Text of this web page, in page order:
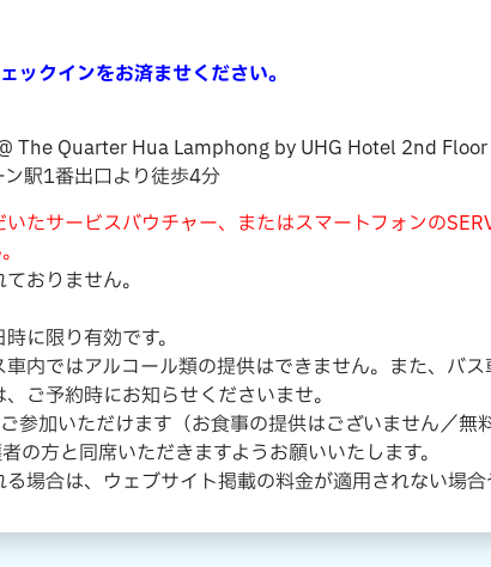
クインをお済ませください。
The Quarter Hua Lamphong by UHG Hotel 2nd Floor
駅1番出口より徒歩4分
たサービスバウチャー、またはスマートフォンの
おりません。
に限り有効です。
内ではアルコール類の提供はできません。また、バス
ご予約時にお知らせくださいませ。
参加いただけます（お食事の提供はございません／
の方と同席いただきますようお願いいたします。
場合は、ウェブサイト掲載の料金が適用されない場